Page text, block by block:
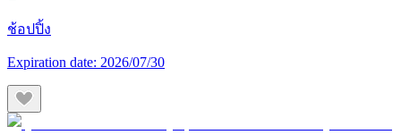
ช้อปปิ้ง
Expiration date: 2026/07/30